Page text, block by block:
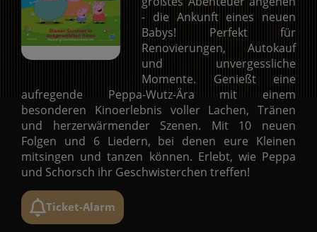
- die Ankunft eines neuen
Babys! Perfekt für
Renovierungen, Autokauf
und unvergessliche
Momente. Genießt eine
aufregende Peppa-Wutz-Ära mit einem
besonderen Kinoerlebnis voller Lachen, Tränen
und herzerwärmender Szenen. Mit 10 neuen
Folgen und 6 Liedern, bei denen eure Kleinen
mitsingen und tanzen können. Erlebt, wie Peppa
und Schorsch ihr Geschwisterchen treffen!
Ticket-Alarm